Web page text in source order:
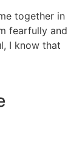
together in
fearfully and
I know that